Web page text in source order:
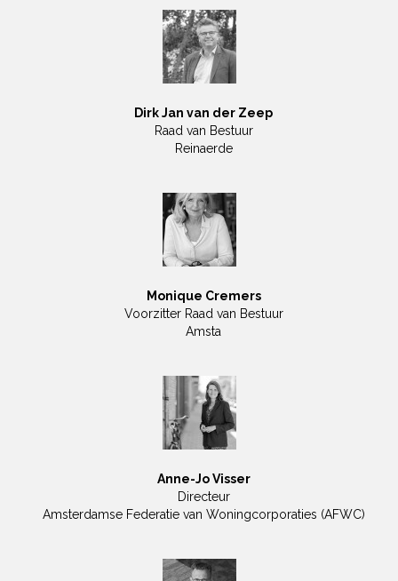
Dirk Jan van der Zeep
Raad van Bestuur
Reinaerde
Monique Cremers
Voorzitter Raad van Bestuur
Amsta
Anne-Jo Visser
Directeur
Amsterdamse Federatie van Woningcorporaties (AFWC)